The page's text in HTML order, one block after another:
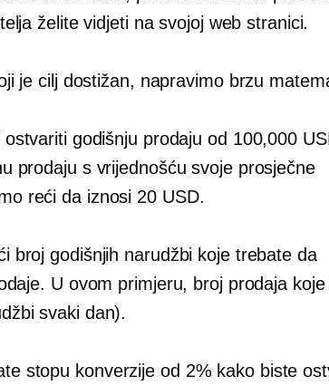
želite vidjeti na svojoj web stranici.
je cilj dostižan, napravimo brzu
godišnju prodaju od 100,000
prodaju s vrijednošću svoje prosječne
reći da iznosi 20 USD.
broj godišnjih narudžbi koje trebate da
U ovom primjeru, broj prodaja
svaki dan).
stopu konverzije od 2% kako biste